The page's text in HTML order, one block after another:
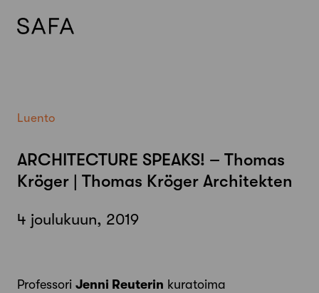
Luento
ARCHITECTURE SPEAKS! – Thomas
Kröger | Thomas Kröger Architekten
4 joulukuun, 2019
Professori Jenni Reuterin kuratoima